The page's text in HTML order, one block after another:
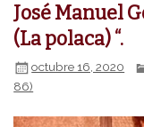
José Manuel
(La polaca) “.
octubre 16, 2020
86)